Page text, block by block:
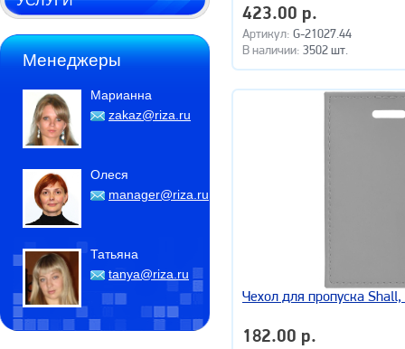
Менеджеры
Марианна
zakaz@riza.ru
Олеся
manager@riza.ru
Татьяна
tanya@riza.ru
423.00 р.
Артикул: G-21027.44
В наличии: 3502 шт.
Чехол для пропуска
182.00 р.